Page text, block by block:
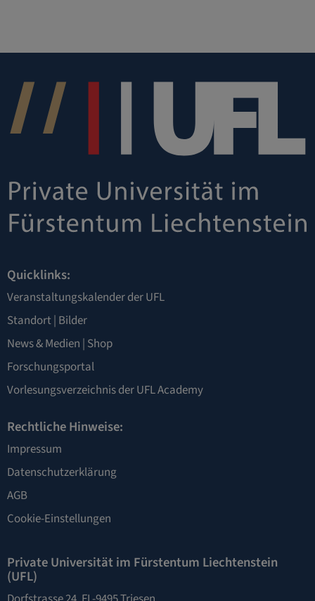
Quicklinks:
Veranstaltungskalender der UFL
Standort| Bilder
News & Medien | Shop
Forschungsportal
Vorlesungsverzeichnis der UFL Academy
Rechtliche Hinweise:
Impressum
Datenschutzerklärung
AGB
Cookie-Einstellungen
Private Universität im Fürstentum Liechtenstein
(UFL)